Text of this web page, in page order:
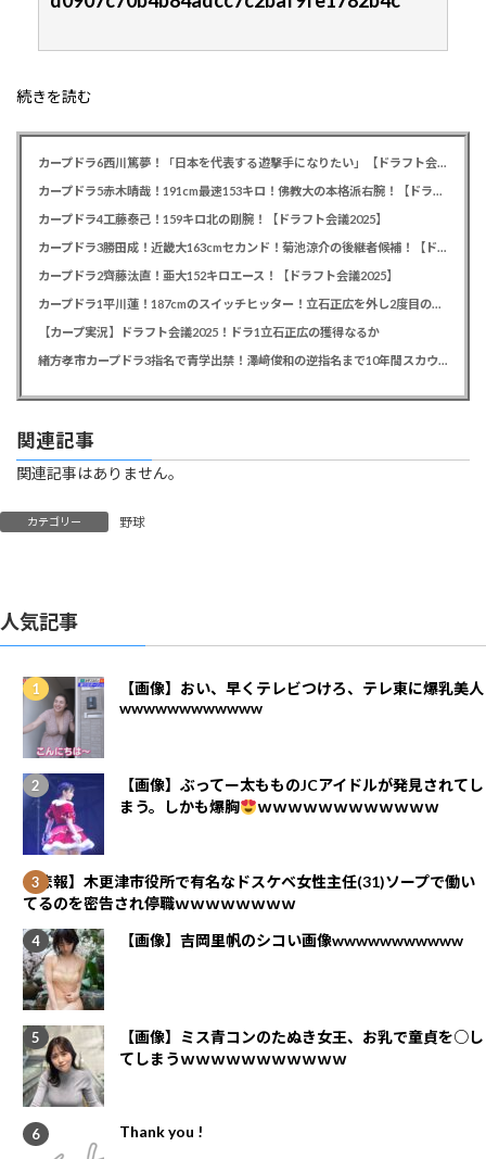
続きを読む
カープドラ4工藤泰己！159キロ北の剛腕！【ドラフト会議2025】
カープドラ2齊藤汰直！亜大152キロエース！【ドラフト会議2025】
【カープ実況】ドラフト会議2025！ドラ1立石正広の獲得なるか
関連記事
関連記事はありません。
カテゴリー 野球
人気記事
【画像】おい、早くテレビつけろ、テレ東に爆乳美人
wwwwwwwwwwww
【画像】ぶってー太もものJCアイドルが発見されてし
まう。しかも爆胸
ｗｗｗｗｗｗｗｗｗｗｗｗ
【悲報】木更津市役所で有名なドスケベ女性主任(31)ソープで働い
てるのを密告され停職ｗｗｗｗｗｗｗｗ
【画像】吉岡里帆のシコい画像wwwwwwwwwww
【画像】ミス青コンのたぬき女王、お乳で童貞を○し
てしまうｗｗｗｗｗｗｗｗｗｗｗ
Thank you !